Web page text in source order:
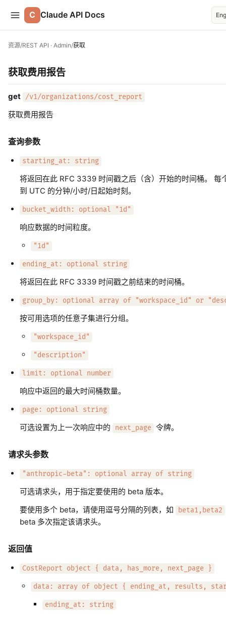
C Claude API Docs
资源/REST API · Admin/获取
获取费用报告
get /v1/organizations/cost_report
获取费用报告
查询参数
starting_at: string
将返回在此 RFC 3339 时间戳之后（含）开始的时间桶。 每
到 UTC 的分钟/小时/日起始时刻。
bucket_width: optional "1d"
响应数据的时间粒度。
"1d"
ending_at: optional string
将返回在此 RFC 3339 时间戳之前结束的时间桶。
group_by: optional array of "workspace_id" or
按可用选项的任意子集进行分组。
"workspace_id"
"description"
limit: optional number
响应中返回的最大时间桶数量。
page: optional string
可选设置为上一次响应中的 next_page 令牌。
请求头参数
"anthropic-beta": optional array of string
可选请求头，用于指定要使用的 beta 版本。
要使用多个 beta，请使用逗号分隔的列表，如
beta1,beta2
beta 多次指定该请求头。
返回值
CostReport object { data, has_more, next_page }
data: array of object { ending_at, results,
ending_at: string